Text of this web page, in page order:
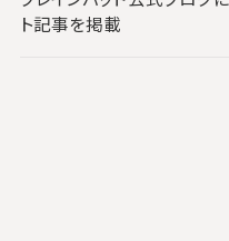
ト記事を掲載